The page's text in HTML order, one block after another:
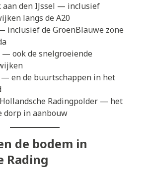
den IJssel — inclusief
langs de A20
inclusief de GroenBlauwe zone
— ook de snelgroeiende
— en de buurtschappen in het
Radingpolder — het
dorp in aanbouw
de bodem in
Rading